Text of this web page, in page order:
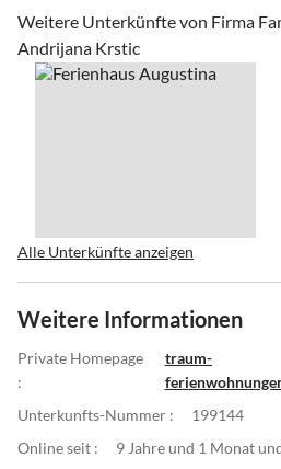
Weitere Unterkünfte von Firma
Andrijana Krstic
Alle Unterkünfte anzeigen
Weitere Informationen
Private Homepage
:
traum-
Unterkunfts-Nummer :
199144
Online seit :
9 Jahre und 1 Monat